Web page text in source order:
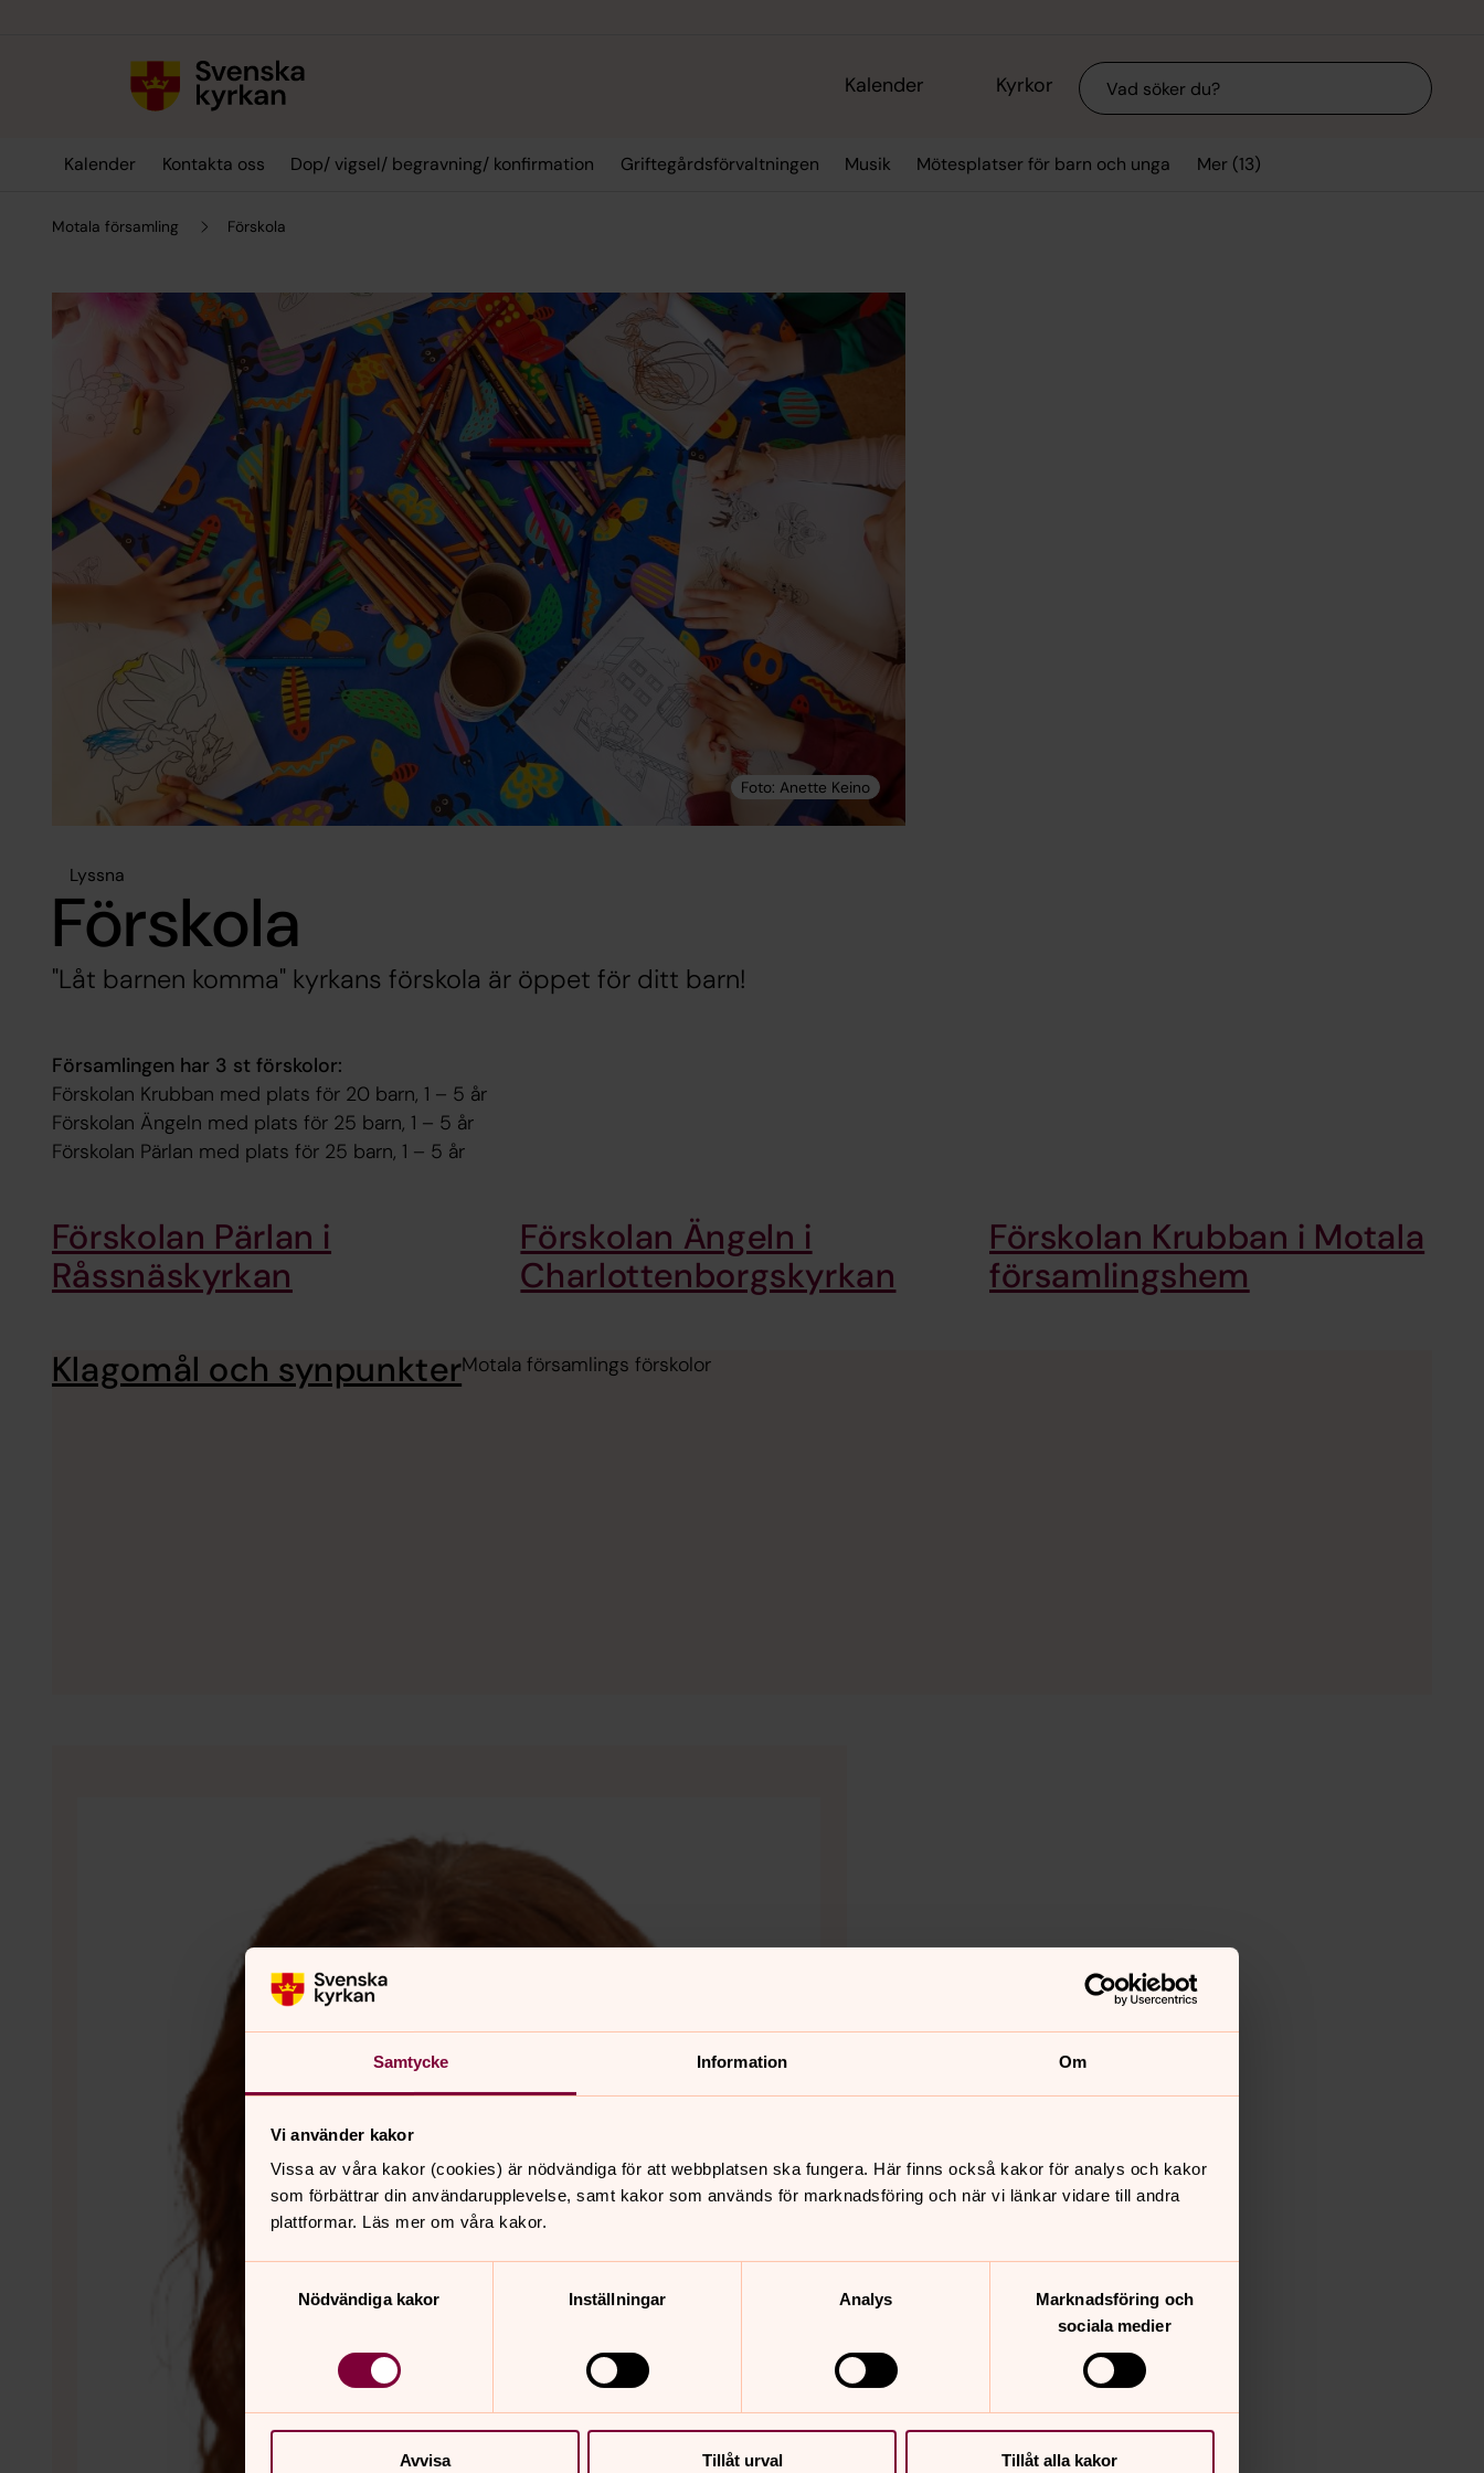
Samtycke Information Om
Vi använder kakor
Vissa av våra kakor (cookies) är nödvändiga för att webbplatsen ska fungera. Här finns också kakor för analys och kakor
som förbättrar din användarupplevelse, samt kakor som används för marknadsföring och när vi länkar vidare till andra
plattformar. Läs mer om våra kakor.
Nödvändiga kakor
Inställningar Analys
Marknadsföring och
sociala medier
Avvisa Tillåt urval Tillåt alla kakor
Kalender Kyrkor Sök
Kalender Kontakta oss Dop/ vigsel/ begravning/ konfirmation Griftegårdsförvaltningen Musik Mötesplatser för barn och unga Mer (13)
Motala församling Förskola
Lyssna
Förskola
"Låt barnen komma" kyrkans förskola är öppet för ditt barn!
Församlingen har 3 st förskolor:
Förskolan Krubban med plats för 20 barn, 1 – 5 år
Förskolan Ängeln med plats för 25 barn, 1 – 5 år
Förskolan Pärlan med plats för 25 barn, 1 – 5 år
Förskolan Pärlan i
Råssnäskyrkan
Förskolan Ängeln i
Charlottenborgskyrkan
Förskolan Krubban i Motala
församlingshem
Klagomål och synpunkterMotala församlings förskolor